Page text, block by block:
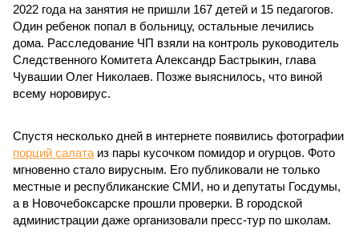
2022 года на занятия не пришли 167 детей и 15 педагогов.
Один ребенок попал в больницу, остальные лечились
дома. Расследование ЧП взяли на контроль руководитель
Следственного Комитета Александр Бастрыкин, глава
Чувашии Олег Николаев. Позже выяснилось, что виной
всему норовирус.
Спустя несколько дней в интернете появились фотографии
порций салата из пары кусочком помидор и огурцов. Фото
мгновенно стало вирусным. Его публиковали не только
местные и республиканские СМИ, но и депутаты Госдумы,
а в Новочебоксарске прошли проверки. В городской
администрации даже организовали пресс-тур по школам.